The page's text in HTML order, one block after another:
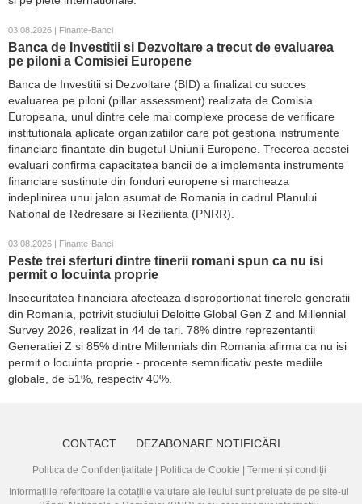
03.08.2026 | Finante-Banci
Banca de Investitii si Dezvoltare a trecut de evaluarea
pe piloni a Comisiei Europene
Banca de Investitii si Dezvoltare (BID) a finalizat cu succes
evaluarea pe piloni (pillar assessment) realizata de Comisia
Europeana, unul dintre cele mai complexe procese de verificare
institutionala aplicate organizatiilor care pot gestiona instrumente
financiare finantate din bugetul Uniunii Europene. Trecerea acestei
evaluari confirma capacitatea bancii de a implementa instrumente
financiare sustinute din fonduri europene si marcheaza
indeplinirea unui jalon asumat de Romania in cadrul Planului
National de Redresare si Rezilienta (PNRR).
03.08.2026 | Finante-Banci
Peste trei sferturi dintre tinerii romani spun ca nu isi
permit o locuinta proprie
Insecuritatea financiara afecteaza disproportionat tinerele generatii
din Romania, potrivit studiului Deloitte Global Gen Z and Millennial
Survey 2026, realizat in 44 de tari. 78% dintre reprezentantii
Generatiei Z si 85% dintre Millennials din Romania afirma ca nu isi
permit o locuinta proprie - procente semnificativ peste mediile
globale, de 51%, respectiv 40%.
CONTACT DEZABONARE NOTIFICĂRI
Politica de Confidențialitate Politica de Cookie
Termeni și condiții
Informațiile referitoare la cotațiile valutare ale leului sunt preluate de pe site-ul